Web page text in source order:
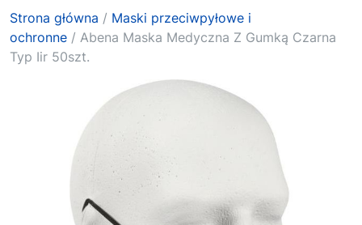
Strona główna / Maski przeciwpyłowe i
ochronne / Abena Maska Medyczna Z Gumką Czarna
Typ Iir 50szt.